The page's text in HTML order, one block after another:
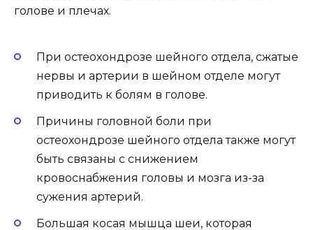
голове и плечах.
При остеохондрозе шейного отдела, сжатые
нервы и артерии в шейном отделе могут
приводить к болям в голове.
Причины головной боли при
остеохондрозе шейного отдела также могут
быть связаны с снижением
кровоснабжения головы и мозга из-за
сужения артерий.
Большая косая мышца шеи, которая